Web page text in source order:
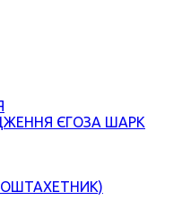
ЄГОЗА ШАРК